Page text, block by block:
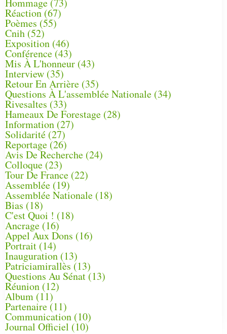
Réaction(67)
Poèmes (55)
Cnih (52)
Exposition (46)
Conférence(43)
Mis À L'honneur (43)
Interview (35)
Retour En Arrière (35)
Questions À L'assemblée Nationale (34)
Rivesaltes (33)
Hameaux De Forestage (28)
Information (27)
Solidarité (27)
Reportage(26)
Avis De Recherche (24)
Colloque (23)
Tour De France (22)
Assemblée (19)
Assemblée Nationale (18)
Bias (18)
C'est Quoi ! (18)
Ancrage (16)
Appel Aux Dons (16)
Portrait (14)
Inauguration (13)
Patriciamirallès (13)
Questions Au Sénat(13)
Réunion (12)
Album (11)
Partenaire(11)
Communication (10)
Journal Officiel (10)